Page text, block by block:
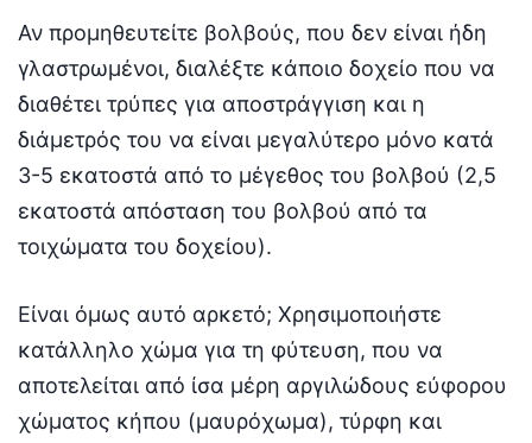
Αν προμηθευτείτε βολβούς, που δεν είναι ήδη
γλαστρωμένοι, διαλέξτε κάποιο δοχείο που να
διαθέτει τρύπες για αποστράγγιση και η
διάμετρός του να είναι μεγαλύτερο μόνο κατά
3-5 εκατοστά από το μέγεθος του βολβού (2,5
εκατοστά απόσταση του βολβού από τα
τοιχώματα του δοχείου).
Είναι όμως αυτό αρκετό; Χρησιμοποιήστε
κατάλληλο χώμα για τη φύτευση, που να
αποτελείται από ίσα μέρη αργιλώδους εύφορου
χώματος κήπου (μαυρόχωμα), τύρφη και